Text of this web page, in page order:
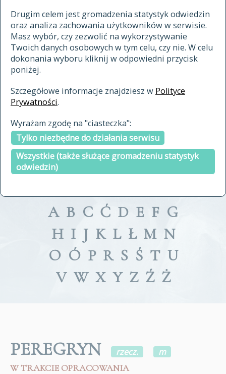
Drugim celem jest gromadzenia statystyk odwiedzin
oraz analiza zachowania użytkowników w serwisie.
Masz wybór, czy zezwolić na wykorzystywanie
Twoich danych osobowych w tym celu, czy nie. W celu
dokonania wyboru kliknij w odpowiedni przycisk
poniżej.
Szczegółowe informacje znajdziesz w Polityce
Prywatności.
Wyrażam zgodę na "ciasteczka":
Tylko niezbędne do działania serwisu
Wszystkie (także służące gromadzeniu statystyk
odwiedzin)
materiały archiwalne
cytowanie
kontakt
indeksie
a fronte
a tergo
A B C Ć D E F G
H I J K L Ł M N
O Ó P R S Ś T U
V W X Y Z Ź Ż
PEREGRYN rzecz.
m
W TRAKCIE OPRACOWANIA